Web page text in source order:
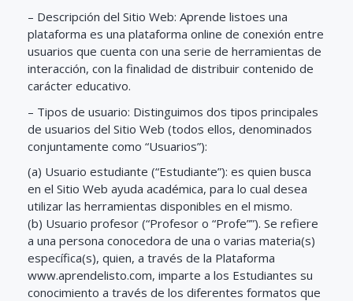
– Descripción del Sitio Web: Aprende listoes una
plataforma es una plataforma online de conexión entre
usuarios que cuenta con una serie de herramientas de
interacción, con la finalidad de distribuir contenido de
carácter educativo.
– Tipos de usuario: Distinguimos dos tipos principales
de usuarios del Sitio Web (todos ellos, denominados
conjuntamente como “Usuarios”):
(a) Usuario estudiante (“Estudiante”): es quien busca
en el Sitio Web ayuda académica, para lo cual desea
utilizar las herramientas disponibles en el mismo.
(b) Usuario profesor (“Profesor o “Profe””). Se refiere
a una persona conocedora de una o varias materia(s)
específica(s), quien, a través de la Plataforma
www.aprendelisto.com, imparte a los Estudiantes su
conocimiento a través de los diferentes formatos que